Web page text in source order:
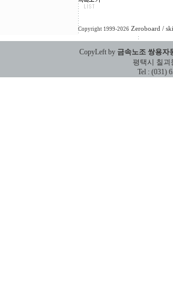
Copyright 1999-2026 Zeroboard /
CopyLeft by 금속노조 쌍용자
평택시 칠괴동
Tel : (031)